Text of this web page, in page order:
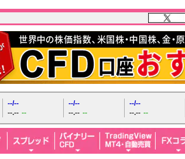
--/--
--.-- --
--/--
--.-- --
--/--
--.-- --